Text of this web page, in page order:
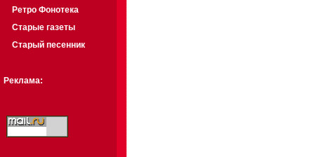
Ретро Фонотека
Старые газеты
Старый песенник
Реклама: